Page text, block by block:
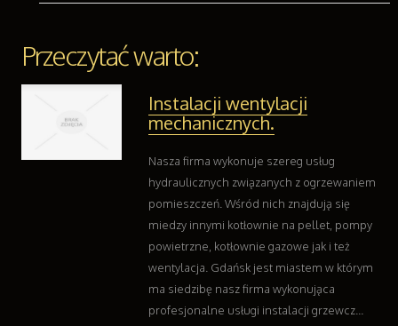
Reklama
Materiały Reklamowe
Inne Agencje
Ruch
Imprezy Integracyjne
Hobby
Zajęcia Sportowe i Rekreacyjne
Branże
Informatyczne
Restauracje, Catering
Fotografia
Przeczytać warto:
Instalacji wentylacji
mechanicznych.
Nasza firma wykonuje szereg usług
hydraulicznych związanych z ogrzewaniem
pomieszczeń. Wśród nich znajdują się
miedzy innymi kotłownie na pellet, pompy
powietrzne, kotłownie gazowe jak i też
wentylacja. Gdańsk jest miastem w którym
ma siedzibę nasz firma wykonująca
profesjonalne usługi instalacji grzewcz...